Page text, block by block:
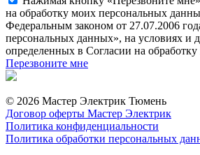
на обработку моих персональных
Федеральным законом от 27.07.2006
персональных данных», на условиях и
определенных в Согласии на
Перезвоните мне
© 2026 Мастер Электрик Тюмень
Договор оферты Мастер Электрик
Политика конфиденциальности
Политика обработки персональных